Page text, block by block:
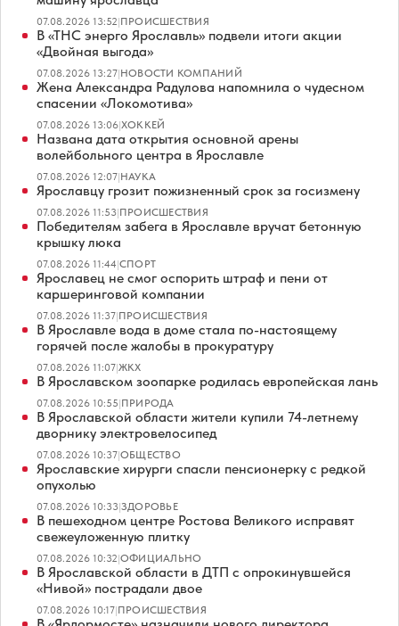
07.08.2026 13:52|ПРОИСШЕСТВИЯ
В «ТНС энерго Ярославль» подвели итоги акции
«Двойная выгода»
07.08.2026 13:27|НОВОСТИ КОМПАНИЙ
Жена Александра Радулова напомнила о чудесном
спасении «Локомотива»
07.08.2026 13:06|ХОККЕЙ
Названа дата открытия основной арены
волейбольного центра в Ярославле
07.08.2026 12:07|НАУКА
Ярославцу грозит пожизненный срок за госизмену
07.08.2026 11:53|ПРОИСШЕСТВИЯ
Победителям забега в Ярославле вручат бетонную
крышку люка
07.08.2026 11:44|СПОРТ
Ярославец не смог оспорить штраф и пени от
каршеринговой компании
07.08.2026 11:37|ПРОИСШЕСТВИЯ
В Ярославле вода в доме стала по-настоящему
горячей после жалобы в прокуратуру
07.08.2026 11:07|ЖКХ
В Ярославском зоопарке родилась европейская лань
07.08.2026 10:55|ПРИРОДА
В Ярославской области жители купили 74-летнему
дворнику электровелосипед
07.08.2026 10:37|ОБЩЕСТВО
Ярославские хирурги спасли пенсионерку с редкой
опухолью
07.08.2026 10:33|ЗДОРОВЬЕ
В пешеходном центре Ростова Великого исправят
свежеуложенную плитку
07.08.2026 10:32|ОФИЦИАЛЬНО
В Ярославской области в ДТП с опрокинувшейся
«Нивой» пострадали двое
07.08.2026 10:17|ПРОИСШЕСТВИЯ